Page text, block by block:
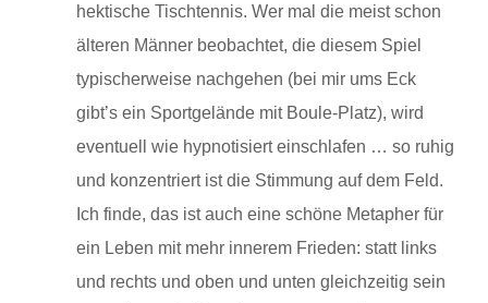
hektische Tischtennis. Wer mal die meist schon
älteren Männer beobachtet, die diesem Spiel
typischerweise nachgehen (bei mir ums Eck
gibt’s ein Sportgelände mit Boule-Platz), wird
eventuell wie hypnotisiert einschlafen … so ruhig
und konzentriert ist die Stimmung auf dem Feld.
Ich finde, das ist auch eine schöne Metapher für
ein Leben mit mehr innerem Frieden: statt links
und rechts und oben und unten gleichzeitig sein